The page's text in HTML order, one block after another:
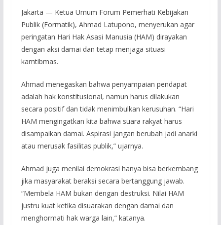
Jakarta — Ketua Umum Forum Pemerhati Kebijakan
Publik (Formatik), Ahmad Latupono, menyerukan agar
peringatan Hari Hak Asasi Manusia (HAM) dirayakan
dengan aksi damai dan tetap menjaga situasi
kamtibmas.
Ahmad menegaskan bahwa penyampaian pendapat
adalah hak konstitusional, namun harus dilakukan
secara positif dan tidak menimbulkan kerusuhan. “Hari
HAM mengingatkan kita bahwa suara rakyat harus
disampaikan damai. Aspirasi jangan berubah jadi anarki
atau merusak fasilitas publik,” ujarnya.
Ahmad juga menilai demokrasi hanya bisa berkembang
jika masyarakat beraksi secara bertanggung jawab.
“Membela HAM bukan dengan destruksi. Nilai HAM
justru kuat ketika disuarakan dengan damai dan
menghormati hak warga lain,” katanya.